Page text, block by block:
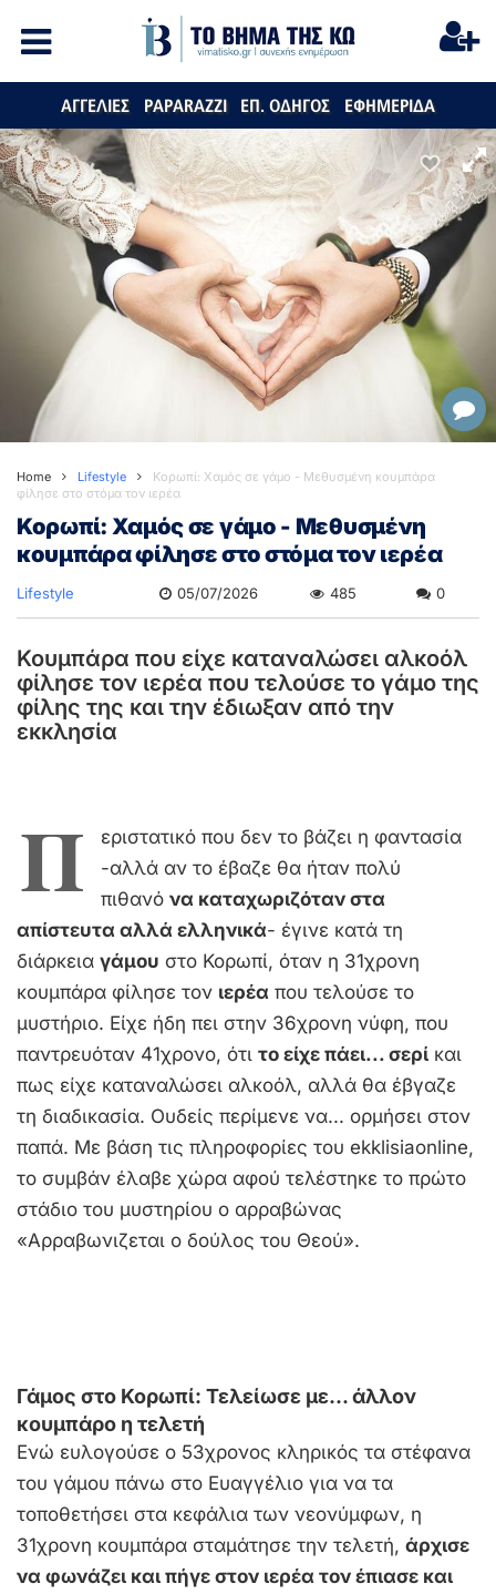
ΑΓΓΕΛΙΕΣ PAPARAZZI ΕΠ. ΟΔΗΓΟΣ ΕΦΗΜΕΡΙΔΑ
Home Lifestyle
Κορωπί: Χαμός σε γάμο - Μεθυσμένη κουμπάρα
φίλησε στο στόμα τον ιερέα
Κορωπί: Χαμός σε γάμο - Μεθυσμένη
κουμπάρα φίλησε στο στόμα τον ιερέα
Lifestyle 05/07/2026 485 0
Κουμπάρα που είχε καταναλώσει αλκοόλ
φίλησε τον ιερέα που τελούσε το γάμο της
φίλης της και την έδιωξαν από την
εκκλησία
Π
εριστατικό που δεν το βάζει η φαντασία
-αλλά αν το έβαζε θα ήταν πολύ
πιθανό να καταχωριζόταν στα
απίστευτα αλλά ελληνικά- έγινε κατά τη
διάρκεια γάμου στο Κορωπί, όταν η 31χρονη
κουμπάρα φίλησε τον ιερέα που τελούσε το
μυστήριο. Είχε ήδη πει στην 36χρονη νύφη, που
παντρευόταν 41χρονο, ότι το είχε πάει... σερί και
πως είχε καταναλώσει αλκοόλ, αλλά θα έβγαζε
τη διαδικασία. Ουδείς περίμενε να... ορμήσει στον
παπά. Με βάση τις πληροφορίες του ekklisiaonline,
το συμβάν έλαβε χώρα αφού τελέστηκε το πρώτο
στάδιο του μυστηρίου ο αρραβώνας
«Αρραβωνιζεται ο δούλος του Θεού».
Γάμος στο Κορωπί: Τελείωσε με... άλλον
κουμπάρο η τελετή
Ενώ ευλογούσε ο 53χρονος κληρικός τα στέφανα
του γάμου πάνω στο Ευαγγέλιο για να τα
τοποθετήσει στα κεφάλια των νεονύμφων, η
31χρονη κουμπάρα σταμάτησε την τελετή, άρχισε
να φωνάζει και πήγε στον ιερέα τον έπιασε και